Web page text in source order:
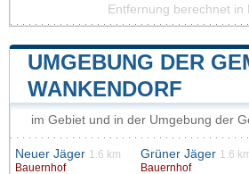
Entfernung berechnet in
UMGEBUNG DER
WANKENDORF
im Gebiet und in der Umgebung der
Neuer Jäger 1.6 km
Bauernhof
Grüner Jäger 1.6
Bauernhof